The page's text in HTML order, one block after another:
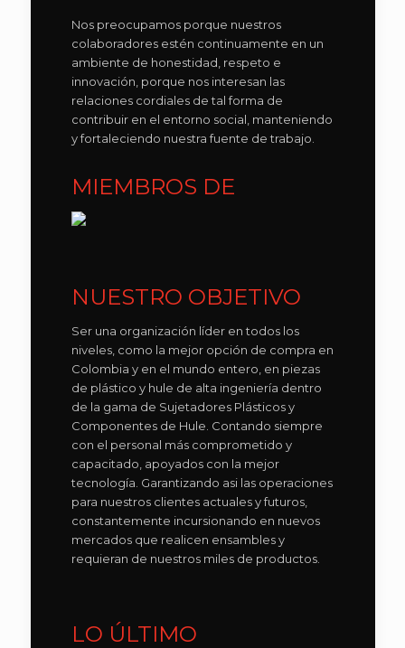
Nos preocupamos porque nuestros
colaboradores estén continuamente en un
ambiente de honestidad, respeto e
innovación, porque nos interesan las
relaciones cordiales de tal forma de
contribuir en el entorno social, manteniendo
y fortaleciendo nuestra fuente de trabajo.
MIEMBROS DE
NUESTRO OBJETIVO
Ser una organización líder en todos los
niveles, como la mejor opción de compra en
Colombia y en el mundo entero, en piezas
de plástico y hule de alta ingeniería dentro
de la gama de Sujetadores Plásticos y
Componentes de Hule. Contando siempre
con el personal más comprometido y
capacitado, apoyados con la mejor
tecnología. Garantizando asi las operaciones
para nuestros clientes actuales y futuros,
constantemente incursionando en nuevos
mercados que realicen ensambles y
requieran de nuestros miles de productos.
LO ÚLTIMO